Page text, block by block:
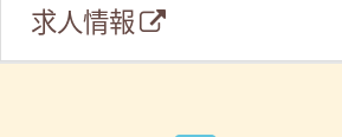
求人情報